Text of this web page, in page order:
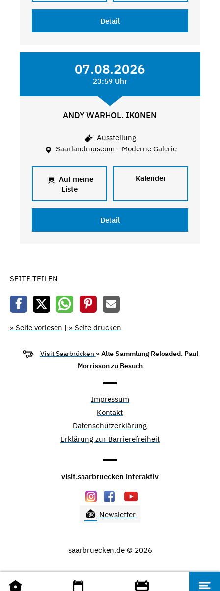
Detail
07.08.2026
23:59 Uhr
ANDY WARHOL. IKONEN
Ausstellung
Saarlandmuseum - Moderne Galerie
Auf meine
Liste
Kalender
Detail
SEITE TEILEN
» Seite vorlesen | » Seite drucken
Visit Saarbrücken » Alte Sammlung Reloaded. Paul
Morrisson zu Besuch
Impressum
Kontakt
Datenschutzerklärung
Erklärung zur Barrierefreiheit
visit.saarbruecken interaktiv
Newsletter
saarbruecken.de © 2026